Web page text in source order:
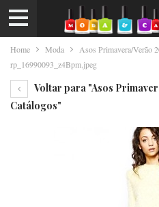
Home Moda
Asos Primavera/Verão
rp_16990093_z4Bpm.jpeg
Voltar para "Asos
Catálogos"